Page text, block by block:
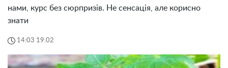
нами, курс без сюрпризів. Не сенсація, але корисно
знати
14:03 19.02